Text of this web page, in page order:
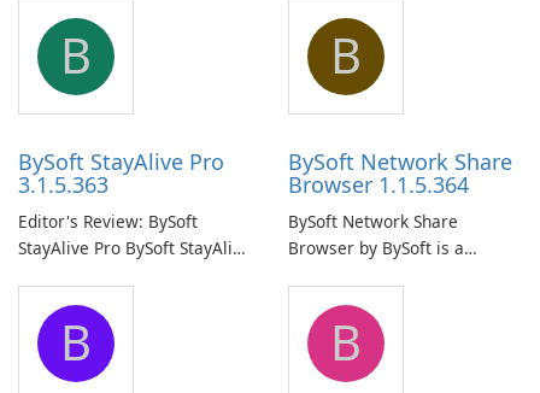
B
BySoft StayAlive Pro
3.1.5.363
Editor's Review: BySoft
StayAlive Pro BySoft StayAlive
application designed to
ensure the continuous and
uninterrupted operation of
your computer system.
B
BySoft Network Share
Browser 1.1.5.364
BySoft Network Share
Browser by BySoft is a
application that allows users
to easily browse and manage
shared folders on their
network.
B B